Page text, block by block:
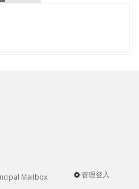
User
管理登入
Mailbox